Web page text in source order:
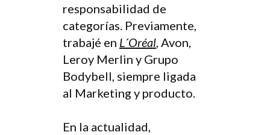
responsabilidad de
categorías. Previamente,
trabajé en L´Oréal, Avon,
Leroy Merlin y Grupo
Bodybell, siempre ligada
al Marketing y producto.
En la actualidad,